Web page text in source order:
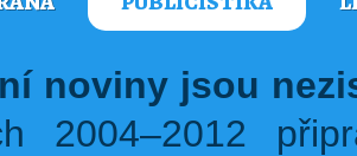
noviny jsou
2004–2012